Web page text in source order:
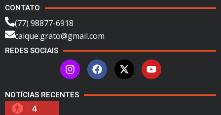
CONTATO
(77) 98877-6918
caique.grato@gmail.com
REDES SOCIAIS
NOTÍCIAS RECENTES
4